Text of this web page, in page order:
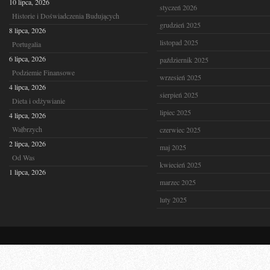
Historie i Doświadczenia Budujących
8 lipca, 2026
Portugalia
6 lipca, 2026
Podziemie Finansowe
4 lipca, 2026
Dieta i odżywianie
4 lipca, 2026
Wałbrzych
2 lipca, 2026
Od Was
1 lipca, 2026
styczeń 2026
grudzień 2025
listopad 2025
październik 2025
wrzesień 2025
sierpień 2025
lipiec 2025
czerwiec 2025
maj 2025
kwiecień 2025
marzec 2025
luty 2025